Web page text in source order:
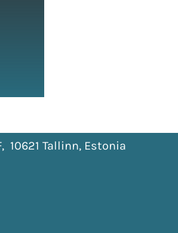
10621 Tallinn, Estonia